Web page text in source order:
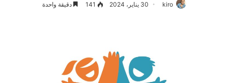
kiro 30 يناير، 2024 141 دقيقة واحدة